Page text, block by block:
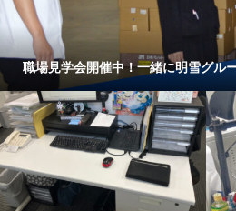
職場見学会開催中！一緒に明雪グル